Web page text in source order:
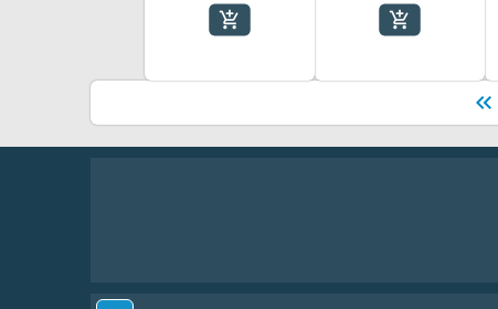
add_shopping_cart
add_shopping_cart
keyboard_double_arrow_left